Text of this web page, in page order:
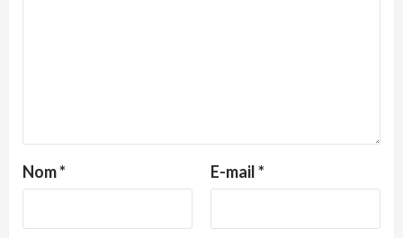
Nom* E-mail*